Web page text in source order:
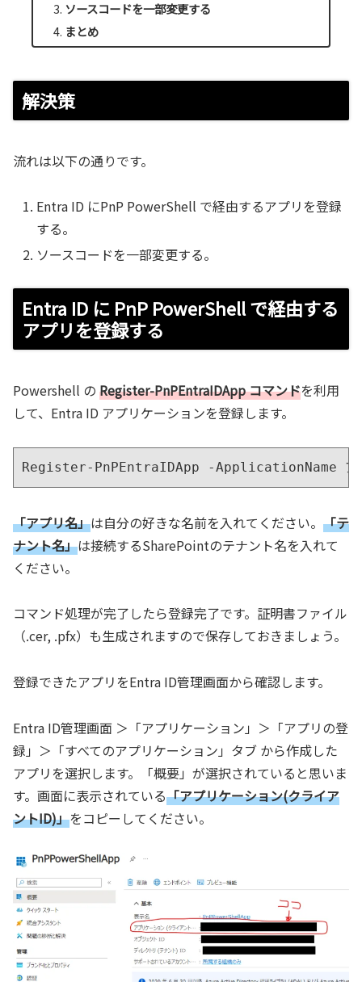
ソースコードを一部変更する
まとめ
解決策
流れは以下の通りです。
Entra ID にPnP PowerShell で経由するアプリを登録
する。
ソースコードを一部変更する。
Entra ID に PnP PowerShell で経由する
アプリを登録する
Powershell の Register-PnPEntraIDApp コマンドを利用
して、Entra ID アプリケーションを登録します。
Register-PnPEntraIDApp -ApplicationName
「アプリ名」は自分の好きな名前を入れてください。 「テ
ナント名」は接続するSharePointのテナント名を入れて
ください。
コマンド処理が完了したら登録完了です。証明書ファイル
（.cer, .pfx）も生成されますので保存しておきましょう。
登録できたアプリをEntra ID管理画面から確認します。
Entra ID管理画面 ＞「アプリケーション」＞「アプリの登
録」＞「すべてのアプリケーション」タブ から作成した
アプリを選択します。「概要」が選択されていると思いま
す。画面に表示されている「アプリケーション(クライア
ントID)」をコピーしてください。